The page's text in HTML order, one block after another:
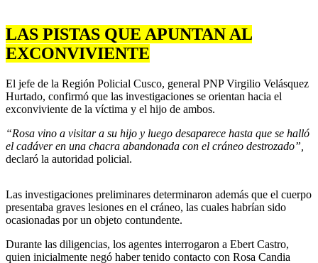
LAS PISTAS QUE APUNTAN AL
EXCONVIVIENTE
El jefe de la Región Policial Cusco, general PNP Virgilio Velásquez
Hurtado, confirmó que las investigaciones se orientan hacia el
exconviviente de la víctima y el hijo de ambos.
“Rosa vino a visitar a su hijo y luego desaparece hasta que se halló
el cadáver en una chacra abandonada con el cráneo destrozado”,
declaró la autoridad policial.
Las investigaciones preliminares determinaron además que el cuerpo
presentaba graves lesiones en el cráneo, las cuales habrían sido
ocasionadas por un objeto contundente.
Durante las diligencias, los agentes interrogaron a Ebert Castro,
quien inicialmente negó haber tenido contacto con Rosa Candia